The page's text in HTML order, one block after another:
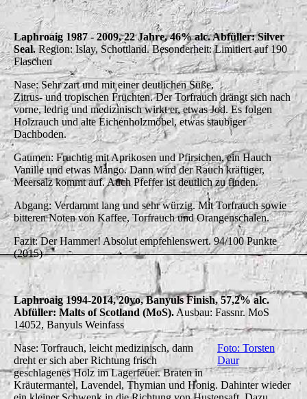
Laphroaig 1987 - 2009, 22 Jahre, 46% alc. Abfüller: Silver
Seal.Region: Islay, Schottland. Besonderheit: Limitiert auf 190
Flaschen
Nase: Sehr zart und mit einer deutlichen Süße,
Zitrus- und tropischen Früchten. Der Torfrauch drängt sich nach
vorne, ledrig und medizinisch wirkt er, etwas Jod. Es folgen
Holzrauch und alte Eichenholzmöbel, etwas staubiger
Dachboden.
Gaumen: Fruchtig mit Aprikosen und Pfirsichen, ein Hauch
Vanille und etwas Mango. Dann wird der Rauch kräftiger,
Meersalz kommt auf. Auch Pfeffer ist deutlich zu finden.
Abgang: Verdammt lang und sehr würzig. Mit Torfrauch sowie
bitteren Noten von Kaffee, Torfrauch und Orangenschalen.
Fazit: Der Hammer! Absolut empfehlenswert. 94/100 Punkte
(2015)
Laphroaig 1994-2014, 20yo, Banyuls Finish, 57,2% alc.
Abfüller: Malts of Scotland (MoS). Ausbau: Fassnr. MoS
14052, Banyuls Weinfass
Foto: Torsten
Daur
Nase: Torfrauch, leicht medizinisch, dann
dreht er sich aber Richtung frisch
geschlagenes Holz im Lagerfeuer. Braten in
Kräutermantel, Lavendel, Thymian und Honig. Dahinter wieder